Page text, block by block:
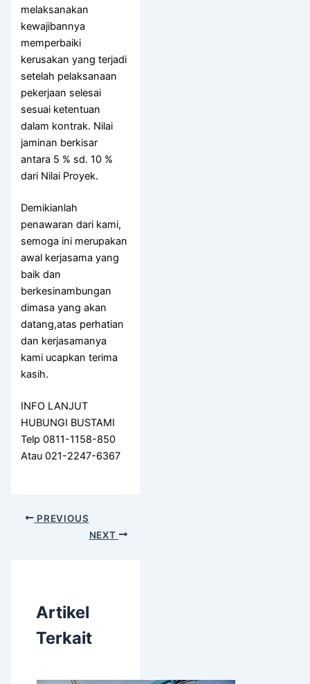
melaksanakan
kewajibannya
memperbaiki
kerusakan yang terjadi
setelah pelaksanaan
pekerjaan selesai
sesuai ketentuan
dalam kontrak. Nilai
jaminan berkisar
antara 5 % sd. 10 %
dari Nilai Proyek.
Demikianlah
penawaran dari kami,
semoga ini merupakan
awal kerjasama yang
baik dan
berkesinambungan
dimasa yang akan
datang,atas perhatian
dan kerjasamanya
kami ucapkan terima
kasih.
INFO LANJUT
HUBUNGI BUSTAMI
Telp 0811-1158-850
Atau 021-2247-6367
PREVIOUS
NEXT
Artikel
Terkait